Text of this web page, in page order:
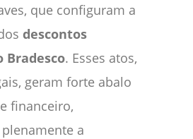
que configuram a
descontos
Bradesco. Esses atos,
geram forte abalo
financeiro,
a